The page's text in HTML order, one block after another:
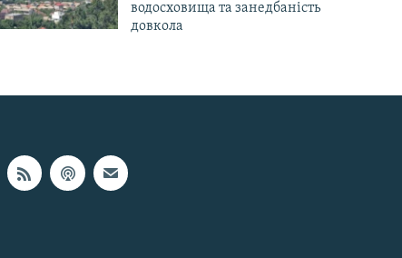
водосховища та занедбаність
довкола